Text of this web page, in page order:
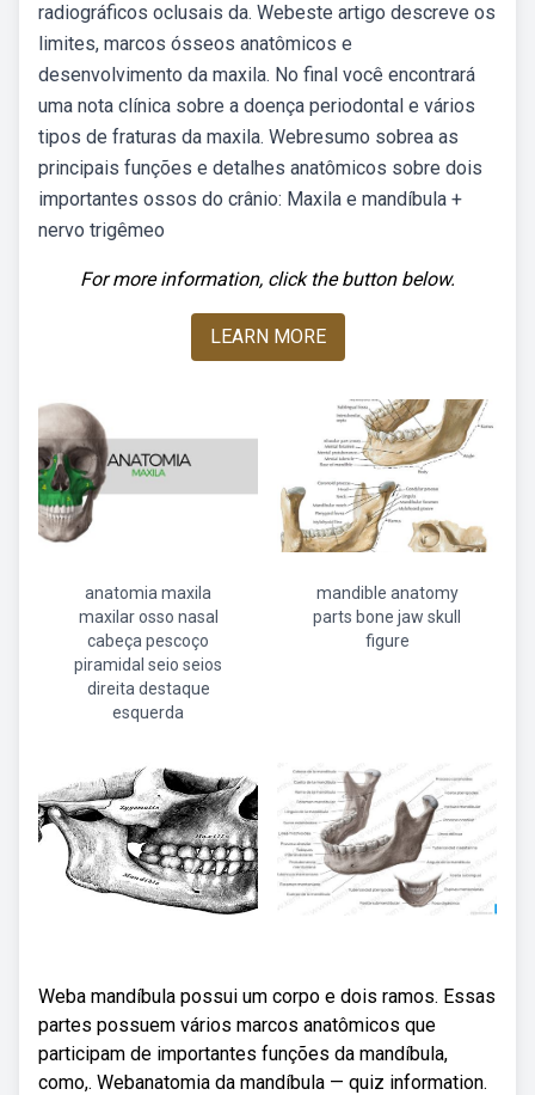
radiográficos oclusais da. Webeste artigo descreve os
limites, marcos ósseos anatômicos e
desenvolvimento da maxila. No final você encontrará
uma nota clínica sobre a doença periodontal e vários
tipos de fraturas da maxila. Webresumo sobrea as
principais funções e detalhes anatômicos sobre dois
importantes ossos do crânio: Maxila e mandíbula +
nervo trigêmeo
For more information, click the button below.
LEARN MORE
anatomia maxila
maxilar osso nasal
cabeça pescoço
piramidal seio seios
direita destaque
esquerda
mandible anatomy
parts bone jaw skull
figure
Weba mandíbula possui um corpo e dois ramos. Essas
partes possuem vários marcos anatômicos que
participam de importantes funções da mandíbula,
como,. Webanatomia da mandíbula — quiz information.